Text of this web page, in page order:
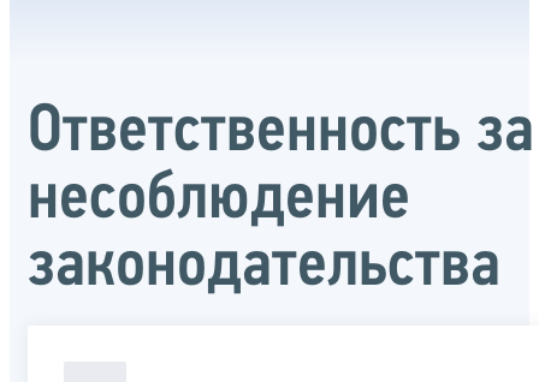
Ответственность за
несоблюдение
законодательства